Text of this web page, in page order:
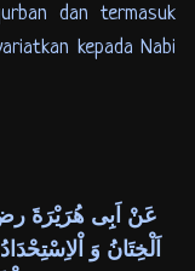
dan termasuk
kepada Nabi
عَنْ اَبِى هُرَيْرَةَ
اَلْخِتَانُ وَ